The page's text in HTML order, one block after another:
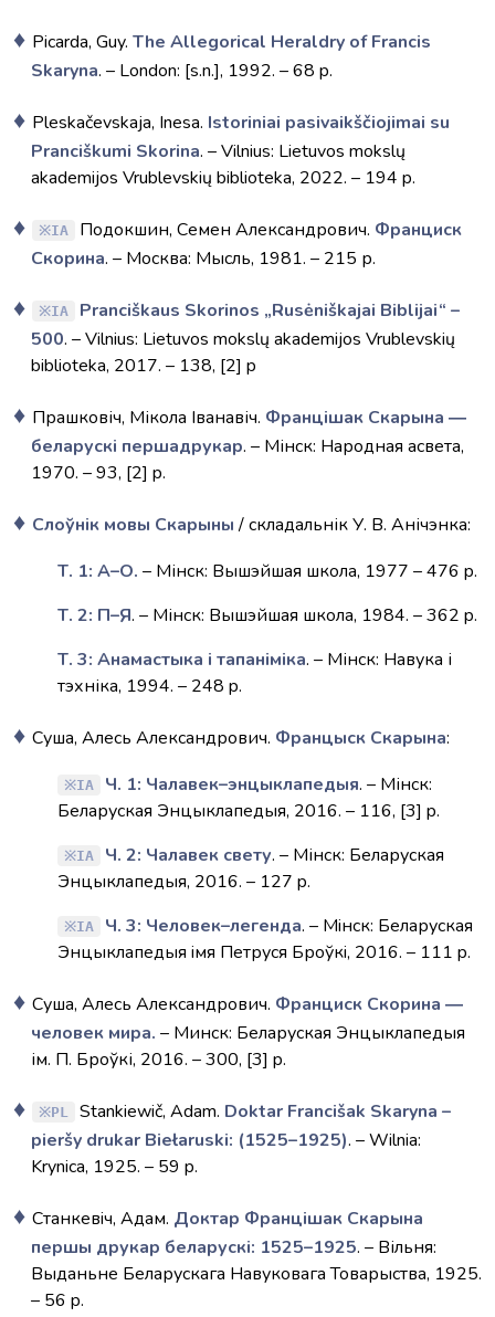
Picarda, Guy. The Allegorical Heraldry of Francis
Skaryna. – London: [s.n.], 1992. – 68 p.
Pleskačevskaja, Inesa. Istoriniai pasivaikščiojimai su
Pranciškumi Skorina. – Vilnius: Lietuvos mokslų
akademijos Vrublevskių biblioteka, 2022. – 194 p.
IA Подокшин, Семен Александрович. Франциск
Скорина. – Москва: Мысль, 1981. – 215 р.
IA
Pranciškaus Skorinos „Rusėniškajai Biblijai“ –
500. – Vilnius: Lietuvos mokslų akademijos Vrublevskių
biblioteka, 2017. – 138, [2] p
Прашковіч, Мікола Іванавіч. Францішак Скарына ―
беларускі першадрукар. – Мінск: Народная асвета,
1970. – 93, [2] p.
Слоўнік мовы Скарыны/ складальнік У. В. Анічэнка:
Т. 1: А–О. – Мінск: Вышэйшая школа, 1977 – 476 p.
Т. 2: П–Я. – Мінск: Вышэйшая школа, 1984. – 362 p.
Т. 3: Анамастыка і тапаніміка. – Мінск: Навука і
тэхніка, 1994. – 248 p.
Суша, Алесь Александрович. Францыск Скарына:
IA Ч. 1: Чалавек–энцыклапедыя. – Мінск:
Беларуская Энцыклапедыя, 2016. – 116, [3] p.
IA Ч. 2: Чалавек свету. – Мінск: Беларуская
Энцыклапедыя, 2016. – 127 p.
IA Ч. 3: Человек–легенда. – Мiнск: Беларуская
Энцыклапедыя iмя Петруся Броўкi, 2016. – 111 p.
Суша, Алесь Александрович. Франциск Скорина ―
человек мира. – Минск: Беларуская Энцыклапедыя
ім. П. Броўкі, 2016. – 300, [3] p.
PL Stankiewič, Adam. Doktar Francišak Skaryna –
pieršy drukar Biełaruski: (1525–1925). – Wilnia:
Krynica, 1925. – 59 p.
Станкевiч, Адам. Доктар Францішак Скарына
першы друкар беларускі: 1525–1925. – Вільня:
Выданьне Беларускага Навуковага Товарыства, 1925.
– 56 p.